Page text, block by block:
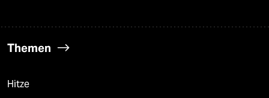
Themen
Hitze